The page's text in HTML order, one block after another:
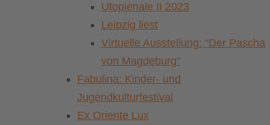
Utopienale II 2023
Leipzig liest
Virtuelle Ausstellung: “Der Pascha
von Magdeburg”
Fabulina: Kinder- und
Jugendkulturfestival
Ex Oriente Lux